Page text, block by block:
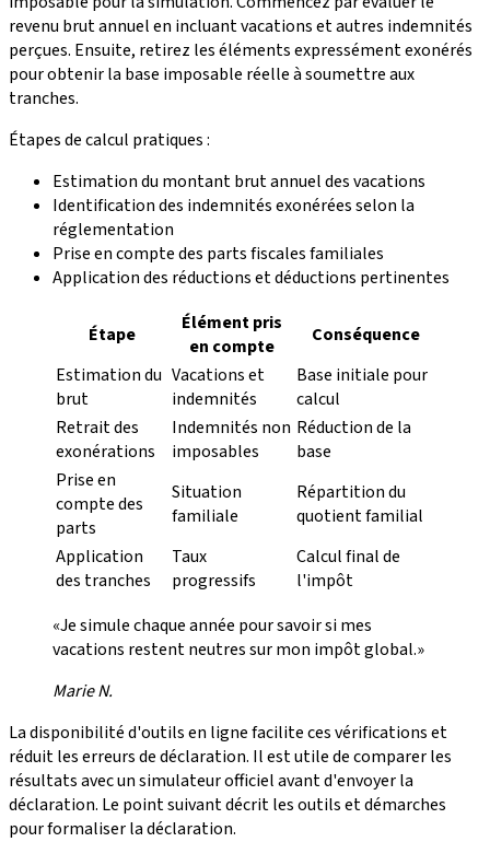
revenu brut annuel en incluant vacations et autres indemnités
perçues. Ensuite, retirez les éléments expressément exonérés
pour obtenir la base imposable réelle à soumettre aux
tranches.
Étapes de calcul pratiques :
Estimation du montant brut annuel des vacations
Identification des indemnités exonérées selon la
réglementation
Prise en compte des parts fiscales familiales
Application des réductions et déductions pertinentes
Étape
Élément pris
en compte
Conséquence
Estimation du
brut
Vacations et
indemnités
Base initiale pour
calcul
Retrait des
exonérations
Indemnités non
imposables
Réduction de la
base
Prise en
compte des
parts
Situation
familiale
Répartition du
quotient familial
Application
des tranches
Taux
progressifs
Calcul final de
l'impôt
«Je simule chaque année pour savoir si mes
vacations restent neutres sur mon impôt global.»
Marie N.
La disponibilité d'outils en ligne facilite ces vérifications et
réduit les erreurs de déclaration. Il est utile de comparer les
résultats avec un simulateur officiel avant d'envoyer la
déclaration. Le point suivant décrit les outils et démarches
pour formaliser la déclaration.